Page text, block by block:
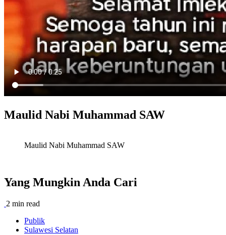
Maulid Nabi Muhammad SAW
Maulid Nabi Muhammad SAW
Yang Mungkin Anda Cari
2 min read
Publik
Sulawesi Selatan